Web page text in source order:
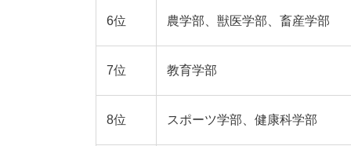
6位 農学部、獣医学部、畜産学部
7位 教育学部
8位 スポーツ学部、健康科学部